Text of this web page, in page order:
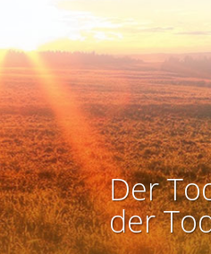
Der
der